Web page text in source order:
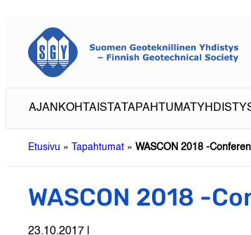
sisältöön
AJANKOHTAISTA TAPAHTUMAT
Etusivu » Tapahtumat » WASCON 2018 -
WASCON 2018 -
23.10.2017 |